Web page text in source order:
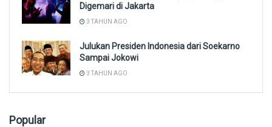
Digemari di Jakarta
3 TAHUN AGO
Julukan Presiden Indonesia dari Soekarno
Sampai Jokowi
3 TAHUN AGO
Popular